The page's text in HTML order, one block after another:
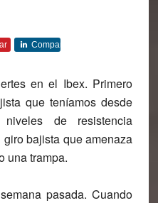
Comparte
en el Ibex. Primero
que teníamos desde
de resistencia
bajista que amenaza
una trampa.
pasada. Cuando